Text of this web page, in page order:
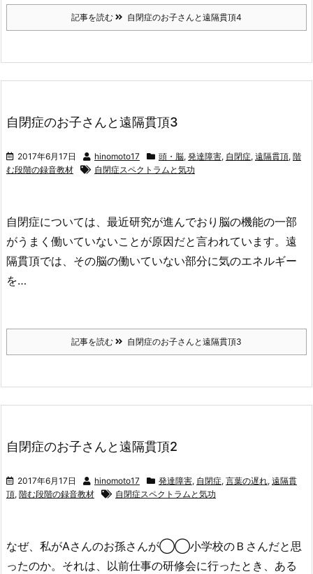
記事を読む 自閉症のお子さんと遠隔貫頂4
自閉症のお子さんと遠隔貫頂3
2017年6月17日 hinomoto17 頭・脳, 発達障害, 自閉症, 遠隔貫頂, 階
む段階の録音教材
自閉症スペクトラムと気功
自閉症については、最近研究が進んでおり脳の機能の一部
がうまく働いていないことが原因だと言われています。遠
隔貫頂では、その脳の働いていない部分に気のエネルギー
を…
記事を読む 自閉症のお子さんと遠隔貫頂3
自閉症のお子さんと遠隔貫頂2
2017年6月17日 hinomoto17 発達障害, 自閉症, 言葉の遅れ, 遠隔貫
頂, 階む段階の録音教材 自閉症スペクトラムと気功
なぜ、私がAさんのお孫さんが◯◯小学校のＢさんだと思
ったのか。それは、以前仕事の研修会に行ったとき、ある